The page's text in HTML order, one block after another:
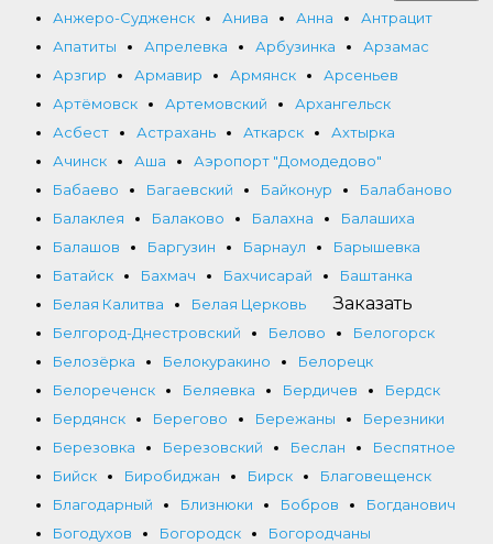
Анжеро-Судженск
Анива Анна
Антрацит
Апатиты
Апрелевка Арбузинка
Арзамас
Арзгир
Армавир Армянск
Арсеньев
Артёмовск
Артемовский
Архангельск
Асбест
Астрахань Аткарск
Ахтырка
Ачинск
Аша
Аэропорт "Домодедово"
Бабаево
Багаевский Байконур
Балабаново
Балаклея
Балаково Балахна
Балашиха
Балашов
Баргузин Барнаул
Барышевка
Батайск
Бахмач Бахчисарай
Баштанка
Белая Калитва
Белая Церковь
Белгород-Днестровский
Белово
Белогорск
Белозёрка
Белокуракино
Белорецк
Белореченск
Беляевка Бердичев
Бердск
Бердянск
Берегово Бережаны
Березники
Березовка
Березовский Беслан
Беспятное
Бийск
Биробиджан Бирск
Благовещенск
Благодарный
Близнюки Бобров
Богданович
Богодухов
Богородск
Богородчаны
Заказать